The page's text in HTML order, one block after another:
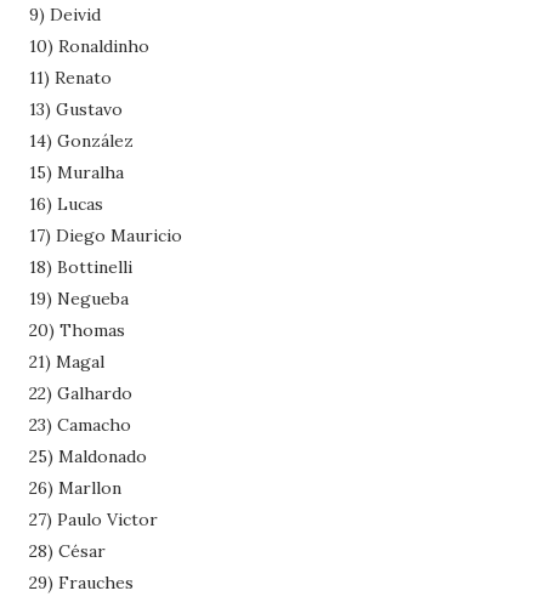
9) Deivid
10) Ronaldinho
11) Renato
13) Gustavo
14) González
15) Muralha
16) Lucas
17) Diego Mauricio
18) Bottinelli
19) Negueba
20) Thomas
21) Magal
22) Galhardo
23) Camacho
25) Maldonado
26) Marllon
27) Paulo Victor
28) César
29) Frauches